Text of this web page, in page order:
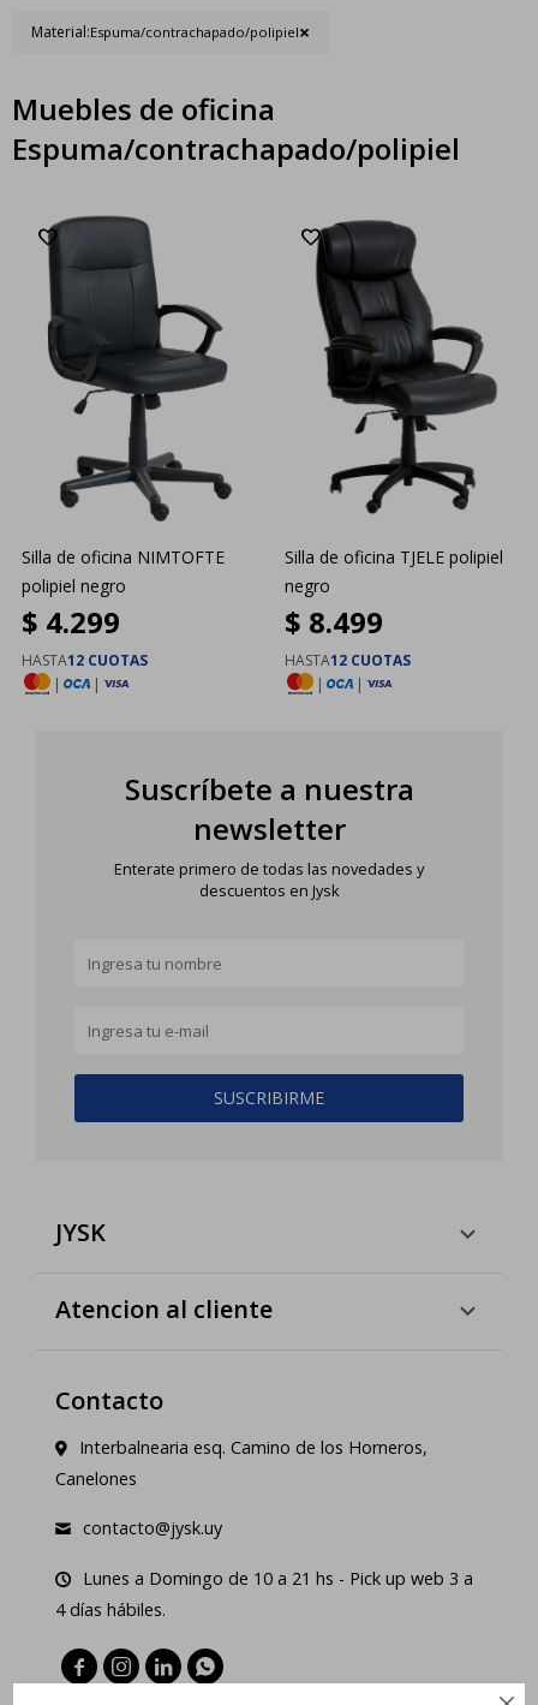
Material:Espuma/contrachapado/polipiel
Muebles de oficina
Espuma/contrachapado/polipiel
Silla de oficina NIMTOFTE
polipiel negro
$ 4.299
HASTA12 CUOTAS
|
|
Silla de oficina TJELE polipiel
negro
$ 8.499
HASTA12 CUOTAS
|
|
Suscríbete a nuestra
newsletter
Enterate primero de todas las novedades y
descuentos en Jysk
SUSCRIBIRME
JYSK
Atencion al cliente
Contacto
Interbalnearia esq. Camino de los Horneros,
Canelones
contacto@jysk.uy
Lunes a Domingo de 10 a 21 hs - Pick up web 3 a
4 días hábiles.
   